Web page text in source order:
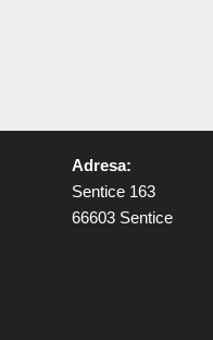
Adresa:
Sentice 163
66603 Sentice